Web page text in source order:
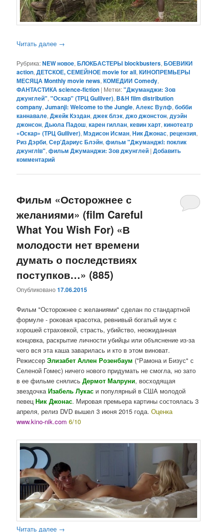
Читать далее →
Рубрика:NEW новое,БЛОКБАСТЕРЫ blockbusters,БОЕВИКИ
action,ДЕТСКОЕ, СЕМЕЙНОЕ movie for all,КИНОПРЕМЬЕРЫ
МЕСЯЦА Monthly movie news,КОМЕДИИ Comedy,
ФАНТАСТИКА science-fiction | Метки:"Джуманджи: Зов
джунглей","Оскар" (ТРЦ Gulliver), B&H film distribution
company,Jumanji: Welcome to the Jungle,Алекс Вулф,бобби
каннавале,Джейк Кэздан,джек блэк,джо джонстон,дуэйн
джонсон,Дьюла Падош,карен гиллан,кевин харт,кинотеатр
«Оскар» (ТРЦ Gulliver),Мэдисон Исман,Ник Джонас,рецензия,
Риз Дэрби,Сер’Дариус Блэйн,фильм "Джуманджi: поклик
джунглiв",фильм Джуманджи: Зов джунглей |Добавить
комментарий
Фильм «Осторожнее с
желаниями» (film Careful
What You Wish For) «В
молодости нет времени
думать о последствиях
поступков…» (885)
Опубликовано17.06.2015
Фильм "Осторожнее с желаниями" сделан по стандартной
формуле - роковая красотка, ревнивый богатый муж с
хорошей страховкой, страсть, убийство, неожиданная
концовка, раскрытие личности убийцы или объяснение из-за
чего вся эта каша заварилась и кто в этом виноват.
РежиссерЭлизабет Аллен Розенбаум ("Рамона и Бизус" с
Селеной Гомес) ничего нового придумать не смогла, но зато
в ее фильме снялисьДермот Малруни, восходящая
звездочкаИзабель Лукас и популярный в США молодой
певецНик Джонас. Мировая премьера картины состоялась 3
апреля, релиз DVD вышел 3 июня 2015 года.Оценка
www.kino-nik.com6/10
Читать далее →